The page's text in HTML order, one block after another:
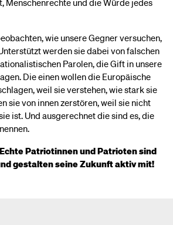
Menschenrechte und die Würde jedes
wie unsere Gegner versuchen,
werden sie dabei von falschen
Parolen, die Gift in unsere
Die einen wollen die Europäische
weil sie verstehen, wie stark sie
sie von innen zerstören, weil sie nicht
ist. Und ausgerechnet die sind es, die
Echte Patriotinnen und Patrioten sind
gestalten seine Zukunft aktiv mit!